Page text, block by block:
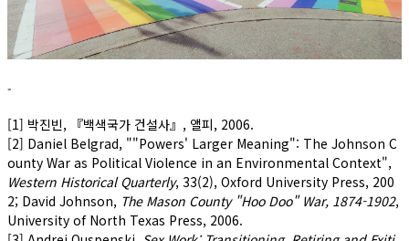
-
[1] 박진빈, 『백색국가 건설사』, 앨피, 2006.
[2] Daniel Belgrad, ""Powers' Larger Meaning": The Johnson C
ounty War as Political Violence in an Environmental Context",
Western Historical Quarterly, 33(2), Oxford University Press, 200
2; David Johnson, The Mason County "Hoo Doo" War, 1874-1902,
University of North Texas Press, 2006.